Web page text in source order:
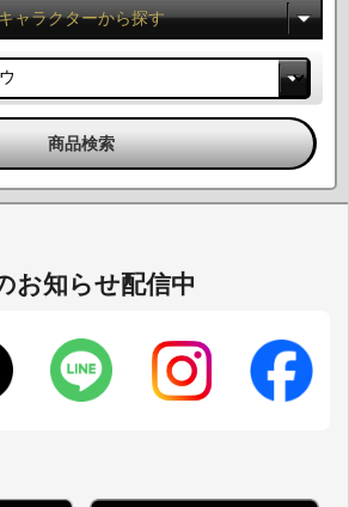
ャラクターから探す
お知らせ配信中